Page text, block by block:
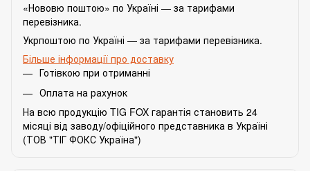
«Нововю поштою» по Україні — за тарифами
перевізника.
Укрпоштою по Україні — за тарифами перевізника.
Більше інформації про доставку
Готівкою при отриманні
Оплата на рахунок
На всю продукцію TIG FOX гарантія становить 24
місяці від заводу/офіційного представника в Україні
(ТОВ "ТІГ ФОКС Україна")